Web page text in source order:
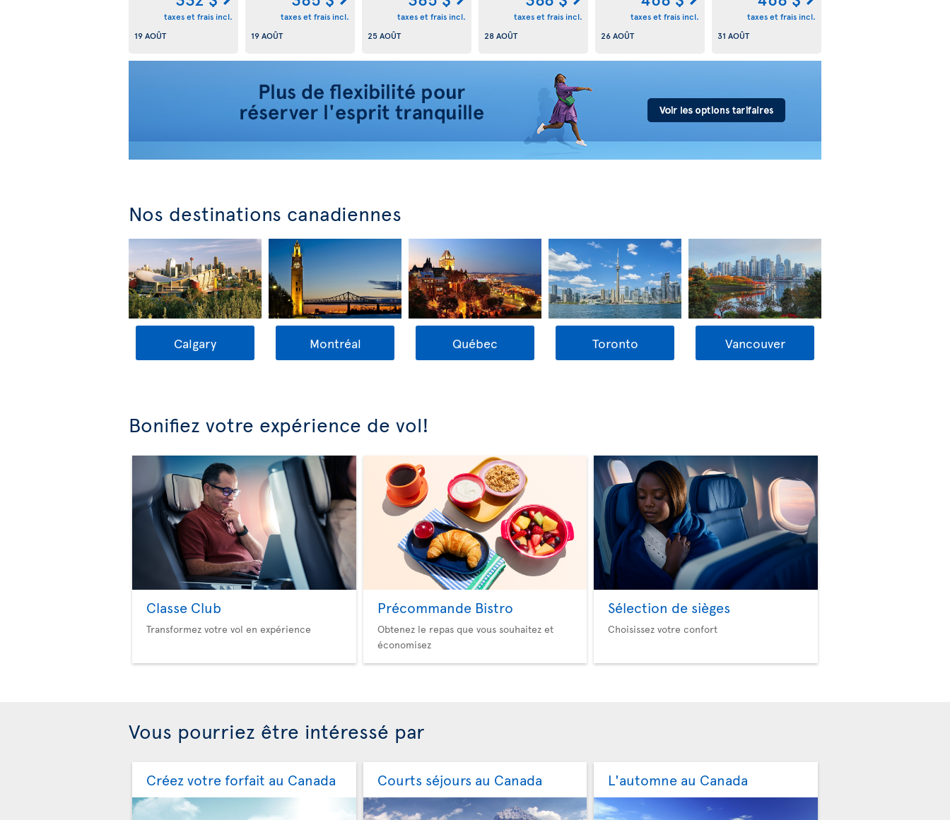
taxes et frais incl.
19 AOÛT
taxes et frais incl.
19 AOÛT
taxes et frais incl.
25 AOÛT
taxes et frais incl.
28 AOÛT
taxes et frais incl.
26 AOÛT
taxes et frais incl.
31 AOÛT
Nos destinations canadiennes
Calgary Montréal Québec Toronto Vancouver
Bonifiez votre expérience de vol!
Classe Club
Transformez votre vol en expérience
Précommande Bistro
Obtenez le repas que vous souhaitez et
économisez
Sélection de sièges
Choisissez votre confort
Vous pourriez être intéressé par
Créez votre forfait au Canada Courts séjours au Canada L'automne au Canada